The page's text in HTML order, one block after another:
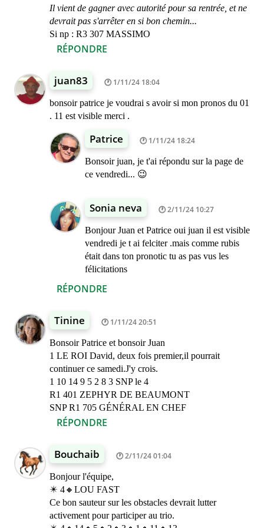
Il vient de gagner avec autorité pour sa rentrée, et ne
devrait pas s'arrêter en si bon chemin...
Si np : R3 307 MASSIMO
RÉPONDRE
juan83 1/11/24 18:04
bonsoir patrice je voudrai s avoir si mon pronos du 01
. 11 est visible merci .
RÉPONDRE
Patrice 1/11/24 18:24
Bonsoir juan, je t'ai répondu sur la page de
ce vendredi... 😉
Sonia neva 2/11/24 10:27
Bonjour Juan et Patrice oui juan il est visible
vendredi je t ai felciter .mais comme rubis
était dans ton pronotic tu as pas vus les
félicitations
Tinine 1/11/24 20:51
Bonsoir Patrice et bonsoir Juan
1 LE ROI David, deux fois premier,il pourrait
continuer ce samedi.J'y crois.
1 10 14 9 5 2 8 3 SNP le 4
R1 401 ZEPHYR DE BEAUMONT
SNP R1 705 GÉNÉRAL EN CHEF
RÉPONDRE
Bouchaib 2/11/24 01:04
Bonjour l'équipe,
✴️ 4🔸LOU FAST
Ce bon sauteur sur les obstacles devrait lutter
activement pour participer au trio.